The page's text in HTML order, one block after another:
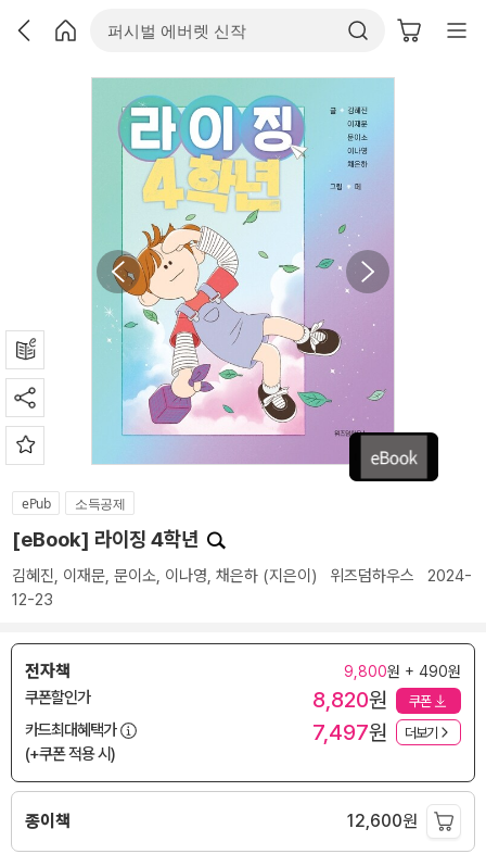
ePub 소득공제
[eBook] 라이징 4학년
김혜진, 이재문, 문이소, 이나영, 채은하 (지은이) 위즈덤하우스 2024-
12-23
전자책 9,800원 + 490원
쿠폰할인가 8,820원 쿠폰
카드최대혜택가
(+쿠폰 적용 시)
7,497원 더보기
종이책 12,600원